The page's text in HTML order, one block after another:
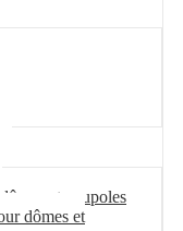
et coupoles
dômes et